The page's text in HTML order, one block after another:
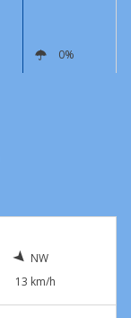
0%
NW
13 km/h